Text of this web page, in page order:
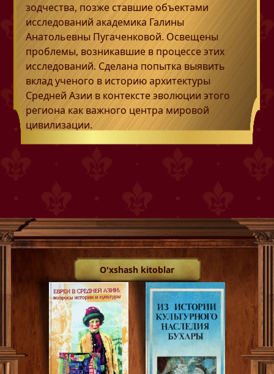
зодчества, позже ставшие объектами
исследований академика Галины
Анатольевны Пугаченковой. Освещены
проблемы, возникавшие в процессе этих
исследований. Сделана попытка выявить
вклад ученого в историю архитектуры
Средней Азии в контексте эволюции этого
региона как важного центра мировой
цивилизации.
O'xshash kitoblar